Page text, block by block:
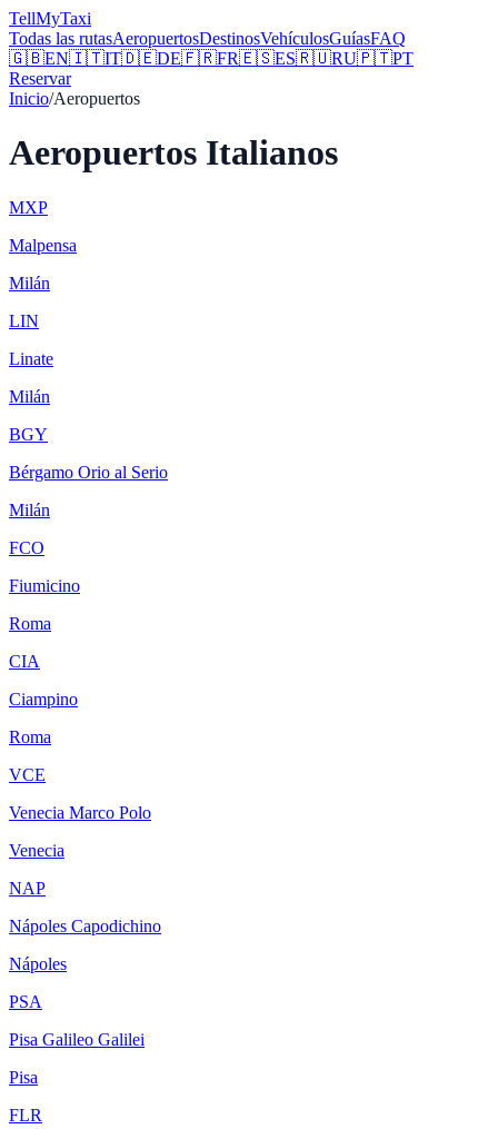
TellMyTaxi
Todas las rutasAeropuertosDestinosVehículosGuíasFAQ
🇬🇧EN🇮🇹IT🇩🇪DE🇫🇷FR🇪🇸ES🇷🇺RU🇵🇹PT
Reservar
Inicio/Aeropuertos
Aeropuertos Italianos
MXP
Malpensa
Milán
LIN
Linate
Milán
BGY
Bérgamo Orio al Serio
Milán
FCO
Fiumicino
Roma
CIA
Ciampino
Roma
VCE
Venecia Marco Polo
Venecia
NAP
Nápoles Capodichino
Nápoles
PSA
Pisa Galileo Galilei
Pisa
FLR